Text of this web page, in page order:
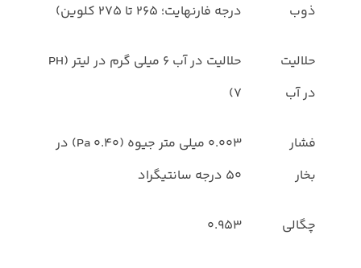
ذوب
درجه فارنهایت؛ 265 تا 275 کلوین)
حلالیت
در آب
حلالیت در آب 6 میلی گرم در لیتر (PH
7)
فشار
بخار
0.003 میلی متر جیوه (0.40 Pa) در
50 درجه سانتیگراد
چگالی 0.953